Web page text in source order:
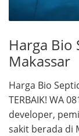
Harga Bio
Makassar
Harga Bio
TERBAIK! WA
developer,
sakit berada di